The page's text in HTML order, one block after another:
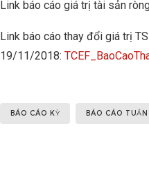
Link báo cáo giá trị tài sản
Link báo cáo thay đổi giá trị
19/11/2018:
BÁO CÁO KỲ BÁO CÁO TUẦN